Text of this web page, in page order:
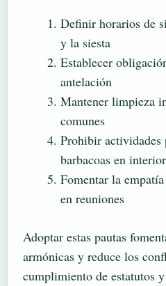
Definir horarios de
y la siesta
Establecer
antelación
Mantener limpieza
comunes
Prohibir actividades
barbacoas en
Fomentar la
en reuniones
Adoptar estas pautas
armónicas y reduce los
cumplimiento de estatutos